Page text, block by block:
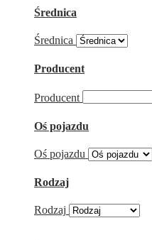
Średnica
Średnica
Producent
Producent
Oś pojazdu
Oś pojazdu
Rodzaj
Rodzaj